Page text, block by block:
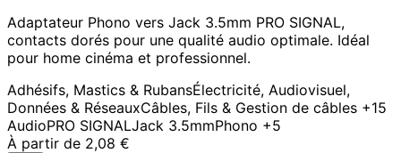
Adaptateur Phono vers Jack 3.5mm PRO SIGNAL,
contacts dorés pour une qualité audio optimale. Idéal
pour home cinéma et professionnel.
Adhésifs, Mastics & RubansÉlectricité, Audiovisuel,
Données & RéseauxCâbles, Fils & Gestion de câbles +15
AudioPRO SIGNALJack 3.5mmPhono +5
À partir de 2,08 €